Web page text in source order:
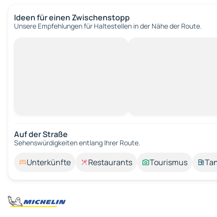
Ideen für einen Zwischenstopp
Unsere Empfehlungen für Haltestellen in der Nähe der Route.
Auf der Straße
Sehenswürdigkeiten entlang Ihrer Route.
Unterkünfte Restaurants Tourismus